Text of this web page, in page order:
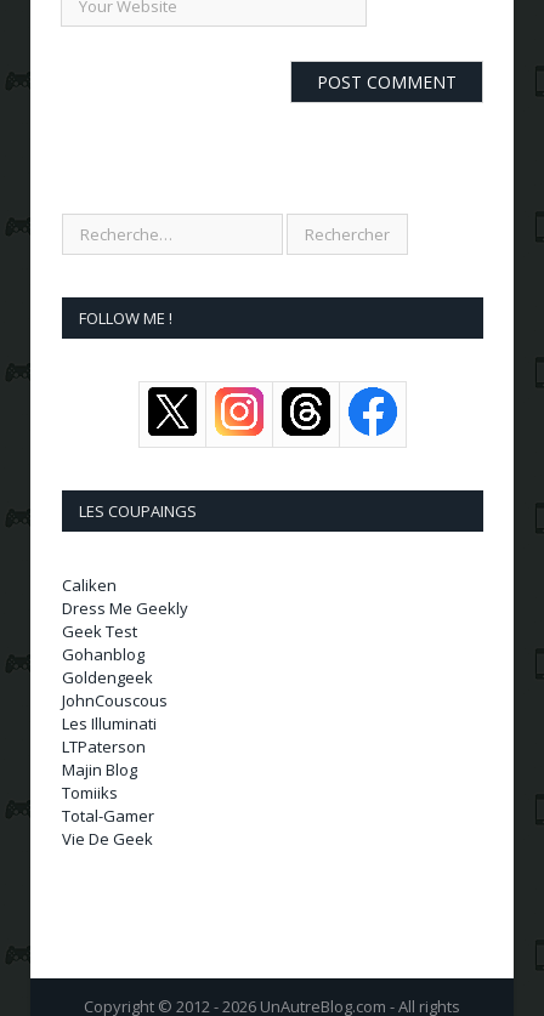
FOLLOW ME !
LES COUPAINGS
Caliken
Dress Me Geekly
Geek Test
Gohanblog
Goldengeek
JohnCouscous
Les Illuminati
LTPaterson
Majin Blog
Tomiiks
Total-Gamer
Vie De Geek
Copyright © 2012 - 2026 UnAutreBlog.com - All rights